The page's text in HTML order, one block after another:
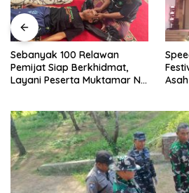
Sebanyak 100 Relawan
Pemijat Siap Berkhidmat,
Layani Peserta Muktamar NU